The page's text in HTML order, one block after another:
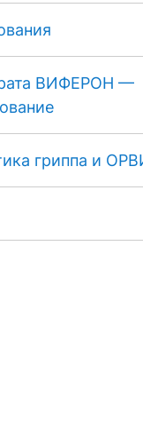
ВИФЕРОН —
гриппа и